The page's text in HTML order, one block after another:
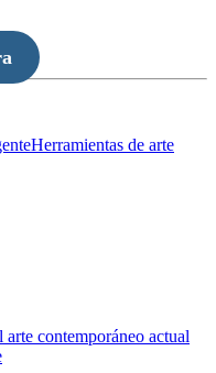
Herramientas de arte
contemporáneo actual